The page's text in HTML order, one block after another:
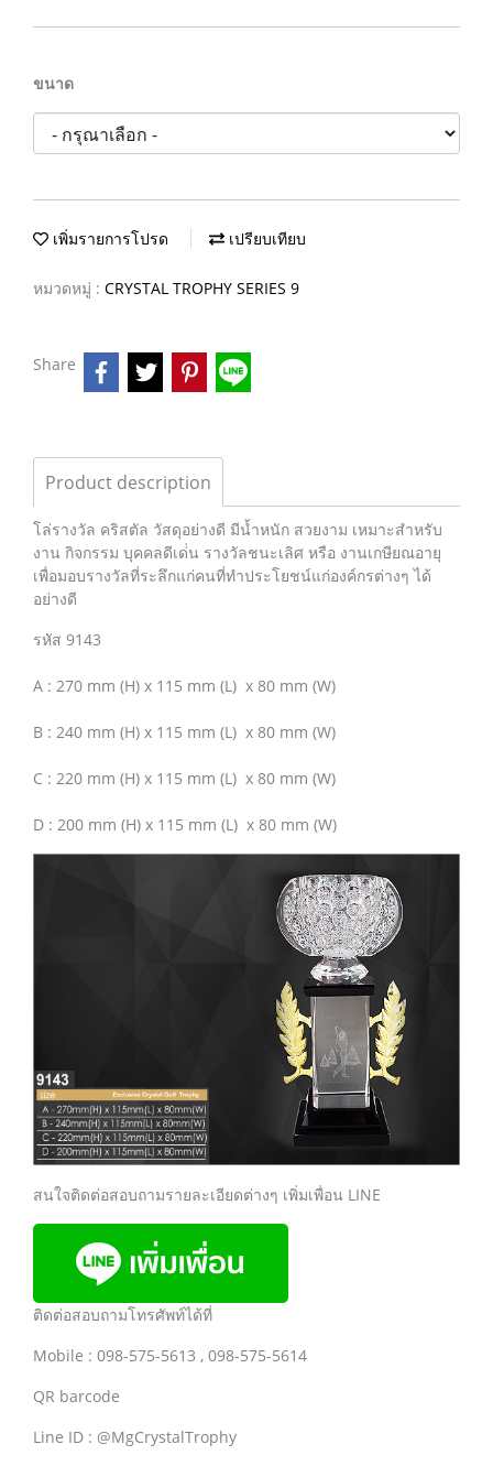
ขนาด
เพิ่มรายการโปรด เปรียบเทียบ
หมวดหมู่ : CRYSTAL TROPHY SERIES 9
Share
Product description
โล่รางวัล คริสตัล วัสดุอย่างดี มีน้ำหนัก สวยงาม เหมาะสำหรับ
งาน กิจกรรม บุคคลดีเด่่น รางวัลชนะเลิศ หรือ งานเกษียณอายุ
เพื่อมอบรางวัลที่ระลึกแก่คนที่ทำประโยชน์แก่องค์กรต่างๆ ได้
อย่างดี
รหัส 9143
A : 270 mm (H) x 115 mm (L) x 80 mm (W)
B : 240 mm (H) x 115 mm (L) x 80 mm (W)
C : 220 mm (H) x 115 mm (L) x 80 mm (W)
D : 200 mm (H) x 115 mm (L) x 80 mm (W)
สนใจติดต่อสอบถามรายละเอียดต่างๆ เพิ่มเพื่อน LINE
ติดต่อสอบถามโทรศัพท์ได้ที่
Mobile : 098-575-5613 , 098-575-5614
QR barcode
Line ID : @MgCrystalTrophy